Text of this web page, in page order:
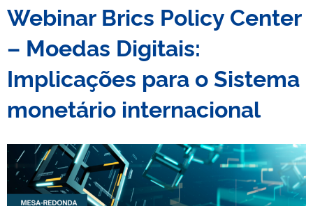
Webinar Brics Policy Center
– Moedas Digitais:
Implicações para o Sistema
monetário internacional